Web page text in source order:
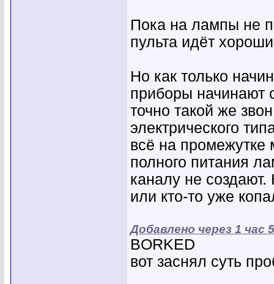
Пока на лампы не
пульта идёт
Но как только
приборы начинают
точно такой же
электрического
всё на промежутке
полного питания
каналу не создают.
или кто-то уже
Добавлено через 1 час
BORKED
вот заснял суть